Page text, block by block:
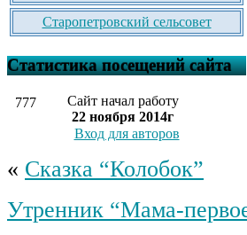
Старопетровский сельсовет
Статистика посещений сайта
777
Сайт начал работу
22 ноября 2014г
Вход для авторов
« Сказка “Колобок”
Утренник “Мама-